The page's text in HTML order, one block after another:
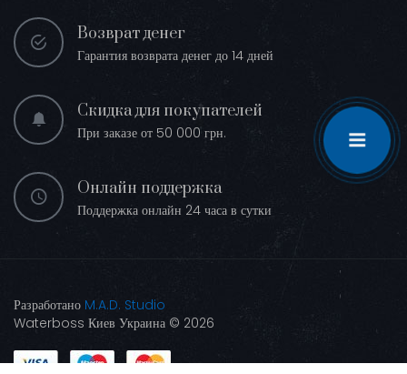
Возврат денег
Гарантия возврата денег до 14 дней
Скидка для покупателей
При заказе от 50 000 грн.
Онлайн поддержка
Поддержка онлайн 24 часа в сутки
Разработано M.A.D. Studio
Waterboss Киев Украина © 2026